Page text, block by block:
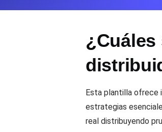
Esta plantilla ofrece
estrategias
real distribuyendo